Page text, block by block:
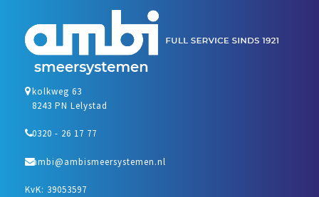
kolkweg 63
8243 PN Lelystad
0320 - 26 17 77
ambi@ambismeersystemen.nl
KvK: 39053597